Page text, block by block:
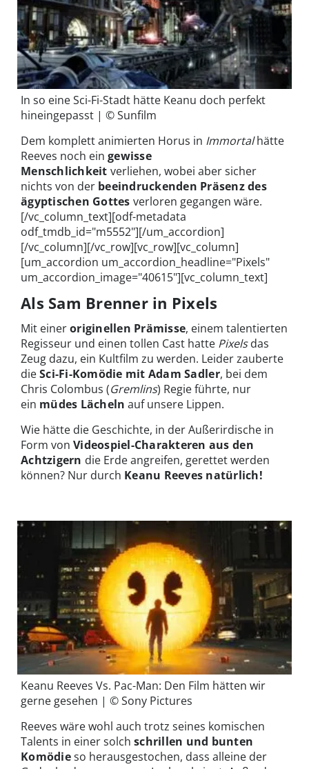
In so eine Sci-Fi-Stadt hätte Keanu doch perfekt
hineingepasst | © Sunfilm
Dem komplett animierten Horus in Immortalhätte
Reeves noch ein gewisse
Menschlichkeit verliehen, wobei aber sicher
nichts von der beeindruckenden Präsenz des
ägyptischen Gottes verloren gegangen wäre.
[/vc_column_text][odf-metadata
odf_tmdb_id="m5552"][/um_accordion]
[/vc_column][/vc_row][vc_row][vc_column]
[um_accordion um_accordion_headline="Pixels"
um_accordion_image="40615"][vc_column_text]
Als Sam Brenner in Pixels
Mit eineroriginellen Prämisse, einem talentierten
Regisseur und einen tollen Cast hatte Pixelsdas
Zeug dazu, ein Kultfilm zu werden. Leider zauberte
dieSci-Fi-Komödie mit Adam Sadler, bei dem
Chris Colombus (Gremlins) Regie führte, nur
ein müdes Lächeln auf unsere Lippen.
Wie hätte die Geschichte, in der Außerirdische in
Form von Videospiel-Charakteren aus den
Achtzigern die Erde angreifen, gerettet werden
können? Nur durch Keanu Reeves natürlich!
Keanu Reeves Vs. Pac-Man: Den Film hätten wir
gerne gesehen | © Sony Pictures
Reeves wäre wohl auch trotz seines komischen
Talents in einer solch schrillen und bunten
Komödieso herausgestochen, dass alleine der